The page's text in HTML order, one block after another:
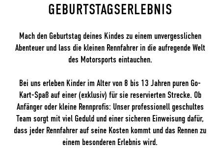
GEBURTSTAGSERLEBNIS
Mach den Geburtstag deines Kindes zu einem unvergesslichen
Abenteuer und lass die kleinen Rennfahrer in die aufregende Welt
des Motorsports eintauchen.
Bei uns erleben Kinder im Alter von 8 bis 13 Jahren puren Go-
Kart-Spaß auf einer (exklusiv) für sie reservierten Strecke. Ob
Anfänger oder kleine Rennprofis: Unser professionell geschultes
Team sorgt mit viel Geduld und einer sicheren Einweisung dafür,
dass jeder Rennfahrer auf seine Kosten kommt und das Rennen zu
einem besonderen Erlebnis wird.